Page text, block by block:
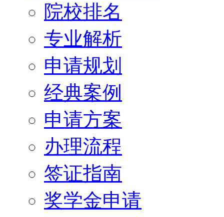
院校排名
专业解析
申请规划
经典案例
申请方案
办理流程
签证指南
奖学金申请